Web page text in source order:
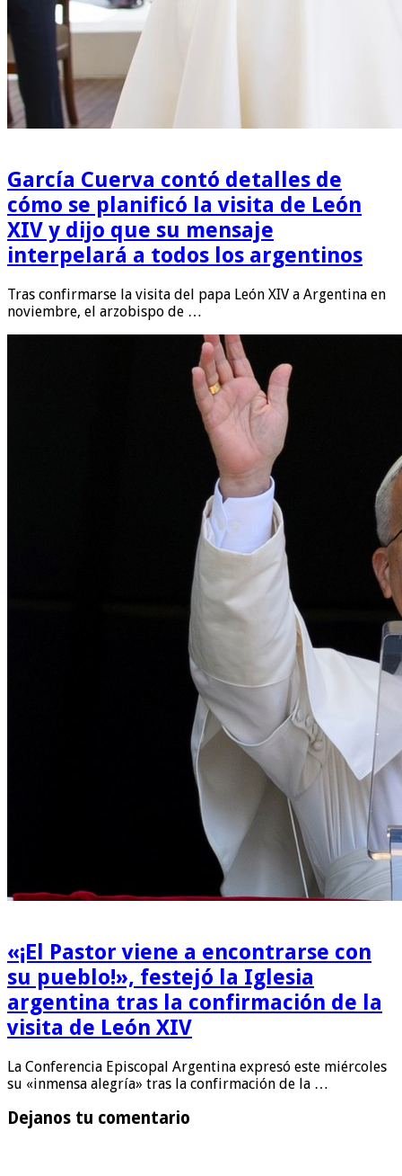
García Cuerva contó detalles de
cómo se planificó la visita de León
XIV y dijo que su mensaje
interpelará a todos los argentinos
Tras confirmarse la visita del papa León XIV a Argentina en
noviembre, el arzobispo de …
«¡El Pastor viene a encontrarse con
su pueblo!», festejó la Iglesia
argentina tras la confirmación de la
visita de León XIV
La Conferencia Episcopal Argentina expresó este miércoles
su «inmensa alegría» tras la confirmación de la …
Dejanos tu comentario